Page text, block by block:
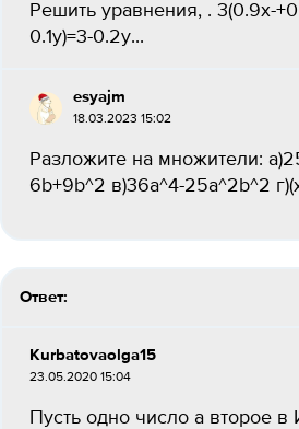
Решить уравнения, . 3(0.9х-
0.1y)=3-0.2y...
esyajm
18.03.2023 15:02
Разложите на множители:
6b+9b^2 в)36a^4-25а^2b^2
Ответ:
Kurbatovaolga15
23.05.2020 15:04
Пусть одно число а второе в